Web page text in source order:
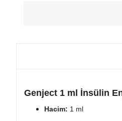
Genject 1 ml İnsülin
Hacim: 1 ml